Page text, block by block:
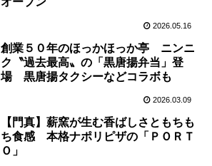
2026.05.16
創業５０年のほっかほっか亭 ニンニ
ク〝過去最高〟の「黒唐揚弁当」登
場 黒唐揚タクシーなどコラボも
2026.03.09
【門真】薪窯が生む香ばしさともちも
ち食感 本格ナポリピザの「ＰＯＲＴ
Ｏ」